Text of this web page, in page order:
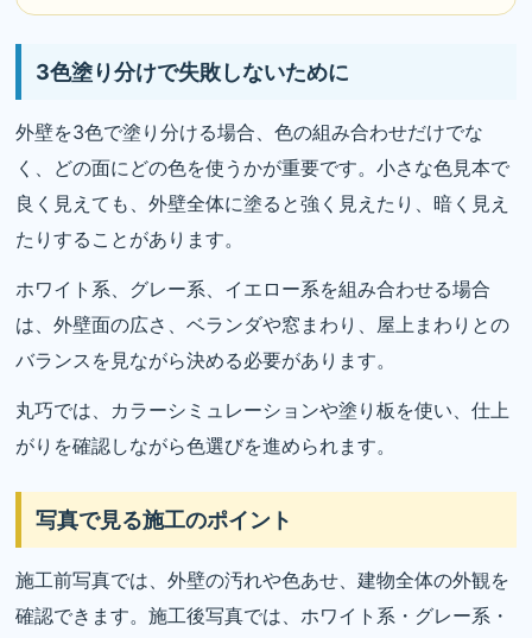
3色塗り分けで失敗しないために
外壁を3色で塗り分ける場合、色の組み合わせだけでな
く、どの面にどの色を使うかが重要です。小さな色見本で
良く見えても、外壁全体に塗ると強く見えたり、暗く見え
たりすることがあります。
ホワイト系、グレー系、イエロー系を組み合わせる場合
は、外壁面の広さ、ベランダや窓まわり、屋上まわりとの
バランスを見ながら決める必要があります。
丸巧では、カラーシミュレーションや塗り板を使い、仕上
がりを確認しながら色選びを進められます。
写真で見る施工のポイント
施工前写真では、外壁の汚れや色あせ、建物全体の外観を
確認できます。施工後写真では、ホワイト系・グレー系・